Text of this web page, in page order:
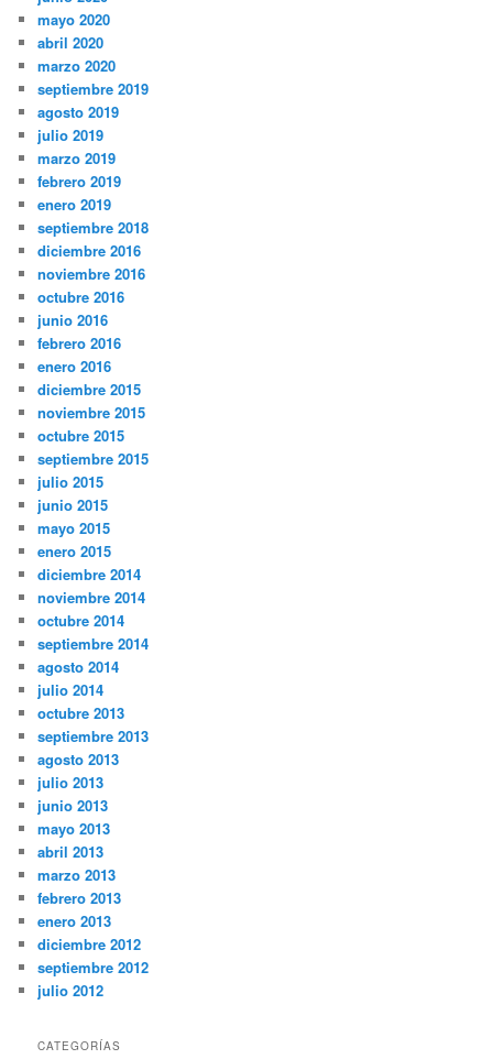
mayo 2020
abril 2020
marzo 2020
septiembre 2019
agosto 2019
julio 2019
marzo 2019
febrero 2019
enero 2019
septiembre 2018
diciembre 2016
noviembre 2016
octubre 2016
junio 2016
febrero 2016
enero 2016
diciembre 2015
noviembre 2015
octubre 2015
septiembre 2015
julio 2015
junio 2015
mayo 2015
enero 2015
diciembre 2014
noviembre 2014
octubre 2014
septiembre 2014
agosto 2014
julio 2014
octubre 2013
septiembre 2013
agosto 2013
julio 2013
junio 2013
mayo 2013
abril 2013
marzo 2013
febrero 2013
enero 2013
diciembre 2012
septiembre 2012
julio 2012
CATEGORÍAS